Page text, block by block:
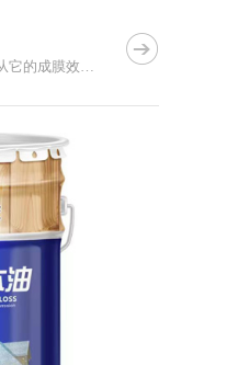
河南醇酸调和漆的优点是比较多的。首先从它的成膜效果来说，因为...
